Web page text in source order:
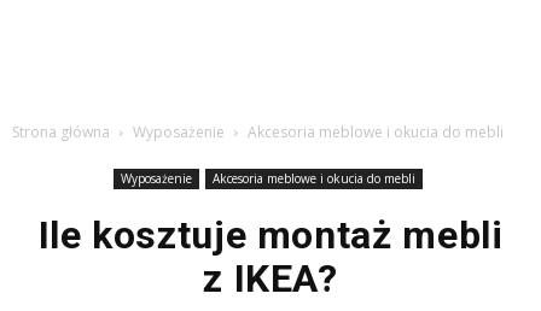
Strona główna Wyposażenie Akcesoria meblowe i okucia do mebli
Wyposażenie Akcesoria meblowe i okucia do mebli
Ile kosztuje montaż mebli
z IKEA?